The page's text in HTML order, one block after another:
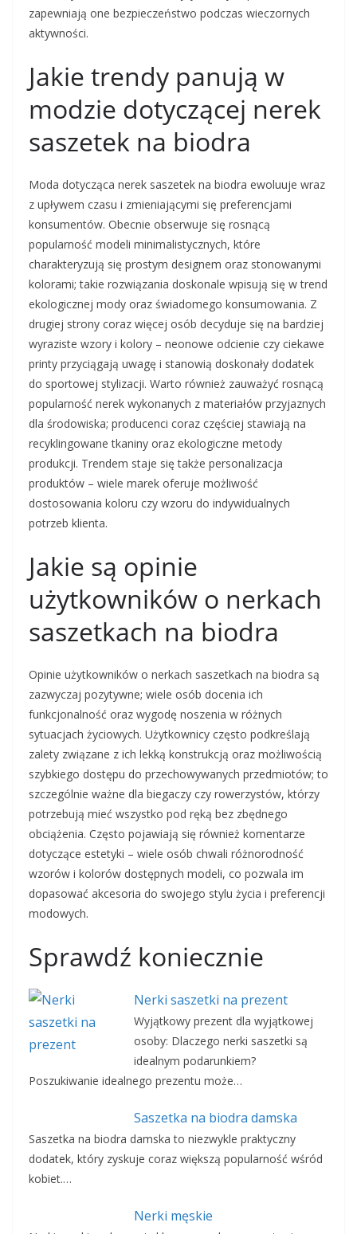
zapewniają one bezpieczeństwo podczas wieczornych
aktywności.
Jakie trendy panują w
modzie dotyczącej nerek
saszetek na biodra
Moda dotycząca nerek saszetek na biodra ewoluuje wraz
z upływem czasu i zmieniającymi się preferencjami
konsumentów. Obecnie obserwuje się rosnącą
popularność modeli minimalistycznych, które
charakteryzują się prostym designem oraz stonowanymi
kolorami; takie rozwiązania doskonale wpisują się w trend
ekologicznej mody oraz świadomego konsumowania. Z
drugiej strony coraz więcej osób decyduje się na bardziej
wyraziste wzory i kolory – neonowe odcienie czy ciekawe
printy przyciągają uwagę i stanowią doskonały dodatek
do sportowej stylizacji. Warto również zauważyć rosnącą
popularność nerek wykonanych z materiałów przyjaznych
dla środowiska; producenci coraz częściej stawiają na
recyklingowane tkaniny oraz ekologiczne metody
produkcji. Trendem staje się także personalizacja
produktów – wiele marek oferuje możliwość
dostosowania koloru czy wzoru do indywidualnych
potrzeb klienta.
Jakie są opinie
użytkowników o nerkach
saszetkach na biodra
Opinie użytkowników o nerkach saszetkach na biodra są
zazwyczaj pozytywne; wiele osób docenia ich
funkcjonalność oraz wygodę noszenia w różnych
sytuacjach życiowych. Użytkownicy często podkreślają
zalety związane z ich lekką konstrukcją oraz możliwością
szybkiego dostępu do przechowywanych przedmiotów; to
szczególnie ważne dla biegaczy czy rowerzystów, którzy
potrzebują mieć wszystko pod ręką bez zbędnego
obciążenia. Często pojawiają się również komentarze
dotyczące estetyki – wiele osób chwali różnorodność
wzorów i kolorów dostępnych modeli, co pozwala im
dopasować akcesoria do swojego stylu życia i preferencji
modowych.
Sprawdź koniecznie
Nerki saszetki na prezent
Wyjątkowy prezent dla wyjątkowej
osoby: Dlaczego nerki saszetki są
idealnym podarunkiem?
Poszukiwanie idealnego prezentu może…
Saszetka na biodra damska
Saszetka na biodra damska to niezwykle praktyczny
dodatek, który zyskuje coraz większą popularność wśród
kobiet.…
Nerki męskie